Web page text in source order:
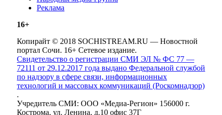
Реклама
16+
Копирайт © 2018 SOCHISTREAM.RU — Новостной
портал Сочи. 16+ Сетевое издание.
Свидетельство о регистрации СМИ ЭЛ № ФС 77 —
72111 от 29.12.2017 года выдано Федеральной службой
по надзору в сфере связи, информационных
технологий и массовых коммуникаций (Роскомнадзор)
.
Учредитель СМИ: ООО «Медиа-Регион» 156000 г.
Кострома, ул. Ленина, д.10 офис 37Г